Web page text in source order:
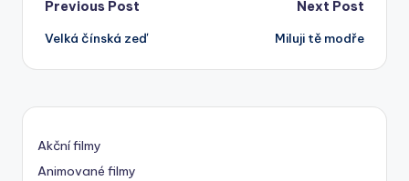
Post
navigation
Previous Post
Velká čínská zeď
Next Post
Miluji tě modře
Akční filmy
Animované filmy